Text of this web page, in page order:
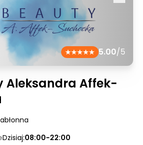
5.00/5
Aleksandra Affek-
Dzisiaj:08:00-22:00